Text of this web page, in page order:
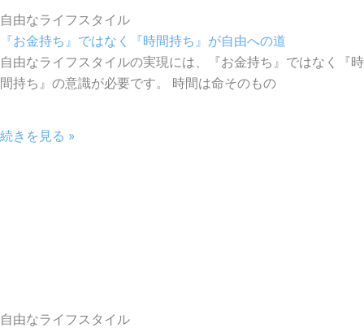
自由なライフスタイル
『お金持ち』ではなく『時間持ち』が自由への道
自由なライフスタイルの実現には、『お金持ち』ではなく『時
間持ち』の意識が必要です。 時間は命そのもの
続きを見る »
自由なライフスタイル